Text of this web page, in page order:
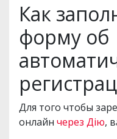
Как
форму об
Для того чтобы
онлайн через Дію,